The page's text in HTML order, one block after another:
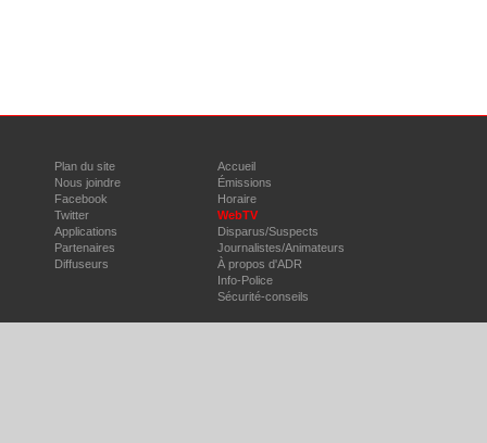
Plan du site
Nous joindre
Facebook
Twitter
Applications
Partenaires
Diffuseurs
Accueil
Émissions
Horaire
WebTV
Disparus/Suspects
Journalistes/Animateurs
À propos d'ADR
Info-Police
Sécurité-conseils